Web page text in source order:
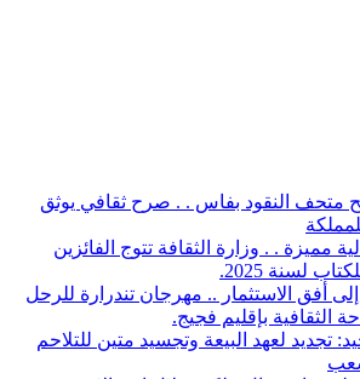
متحف النقود بفاس . . صرح ثقافي يوثق
مميزة . . وزارة الثقافة تتوج الفائزين
لسنة 2025.
أفق الاستثمار .. مهرجان تندرارة للرحل
الثقافية بإقليم فجيج.
تجديد لعهد البيعة وتجسيد متين للتلاحم